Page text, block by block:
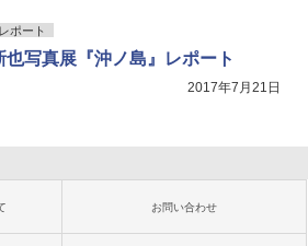
ポート
也写真展『沖ノ島』レポート
2017年7月21日
お問い合わせ